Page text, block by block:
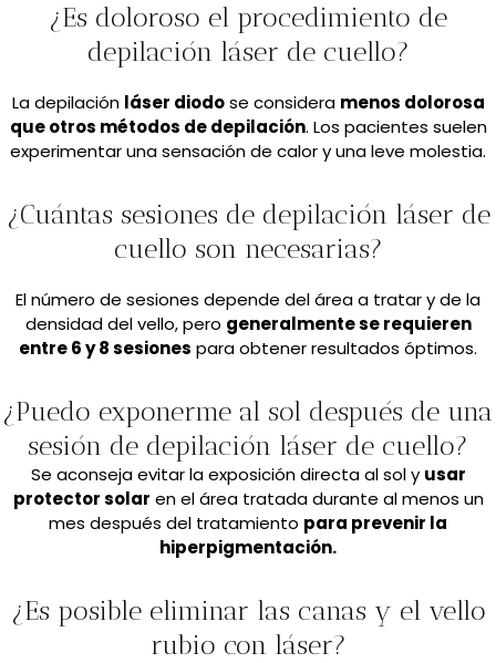
¿Es doloroso el procedimiento de
depilación láser de cuello?
La depilación láser diodose considera menos dolorosa
que otros métodos de depilación. Los pacientes suelen
experimentar una sensación de calor y una leve molestia.
¿Cuántas sesiones de depilación láser de
cuello son necesarias?
El número de sesiones depende del área a tratar y de la
densidad del vello, pero generalmente se requieren
entre 6 y 8 sesiones para obtener resultados óptimos.
¿Puedo exponerme al sol después de una
sesión de depilación láser de cuello?
Se aconseja evitar la exposición directa al sol y usar
protector solar en el área tratada durante al menos un
mes después del tratamiento para prevenir la
hiperpigmentación.
¿Es posible eliminar las canas y el vello
rubio con láser?